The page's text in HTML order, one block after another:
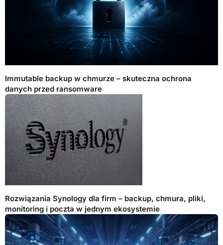
Immutable backup w chmurze – skuteczna ochrona
danych przed ransomware
Rozwiązania Synology dla firm – backup, chmura, pliki,
monitoring i poczta w jednym ekosystemie